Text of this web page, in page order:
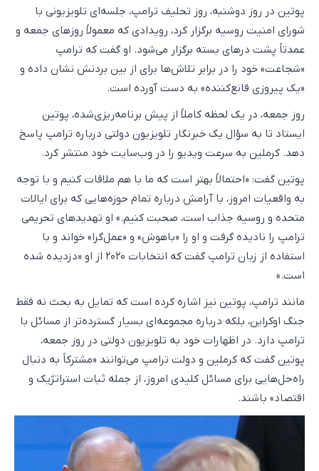
پوتین در روز دوشنبه، روز تحلیف ترامپ، جلسه‌ای تلویزیونی با
شورای امنیت روسیه برگزار کرد، رویدادی که معمولاً روزهای جمعه و
عمدتاً پشت درهای بسته برگزار می‌شود. او گفت که ترامپ
«شجاعت» خود را در برابر تلاش‌ها برای از بین بردنش نشان داده و
«یک پیروزی قانع‌کننده» به دست آورده است.
روز جمعه، در یک لحظه کاملاً از پیش برنامه‌ریزی‌شده، پوتین
ایستاد تا به سؤال یک خبرنگار تلویزیون دولتی درباره ترامپ پاسخ
دهد. کرملین به سرعت ویدیو را در وب‌سایت خود منتشر کرد.
پوتین گفت: «احتمالاً بهتر است که ما با هم ملاقات کنیم و با توجه
به واقعیات امروز، با آرامش درباره تمام حوزه‌هایی که برای ایالات
متحده و روسیه جذاب است، صحبت کنیم.» او تهدیدهای تحریمی
ترامپ را نادیده گرفت و او را «باهوش» و «عمل‌گرا» خواند و با
استفاده از زبان ترامپ گفت که انتخابات ۲۰۲۰ از او «دزدیده شده
است.»
مانند ترامپ، پوتین نیز اشاره کرده است که تمایل به بحث نه فقط
جنگ اوکراین، بلکه درباره مجموعه‌ای بسیار گسترده‌تر از مسائل با
ترامپ دارد. در اظهارات خود به تلویزیون دولتی در روز جمعه،
پوتین گفت که کرملین و دولت ترامپ می‌توانند «مشترکاً به دنبال
راه‌حل‌هایی برای مسائل کلیدی امروز، از جمله ثبات استراتژیک و
اقتصاد» باشند.